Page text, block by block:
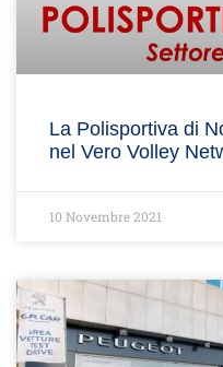
La Polisportiva di
nel Vero Volley
10 Novembre 2021